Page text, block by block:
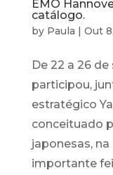
EMO
catálogo.
by Paula | Out
De 22 a 26
participou,
estratégico
conceituado
japonesas,
importante